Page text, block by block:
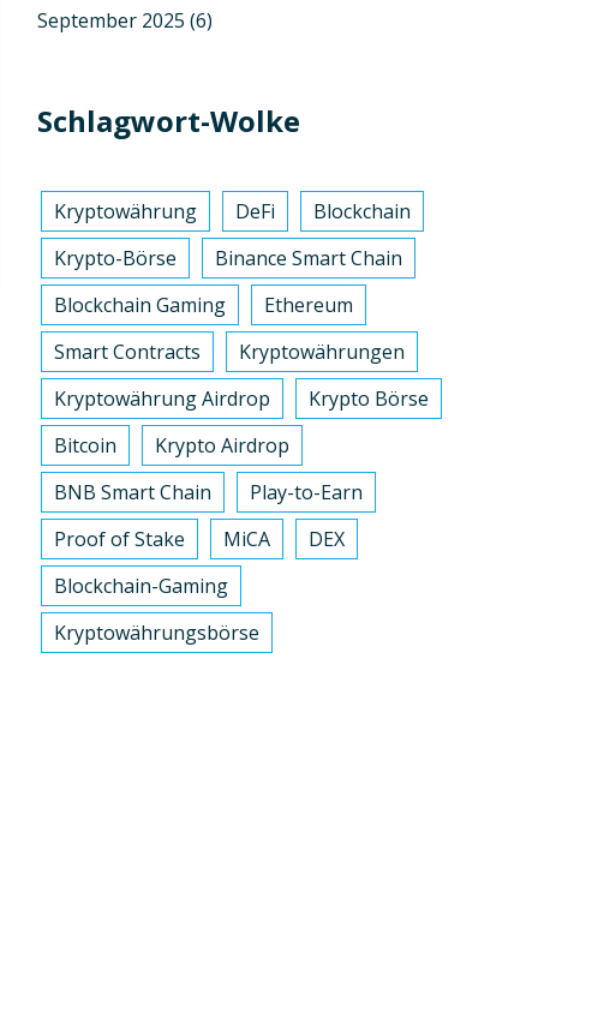
September 2025 (6)
Schlagwort-Wolke
Kryptowährung DeFi
Blockchain
Krypto-Börse
Binance Smart Chain
Blockchain Gaming
Ethereum
Smart Contracts
Kryptowährungen
Kryptowährung Airdrop
Krypto Börse
Bitcoin
Krypto Airdrop
BNB Smart Chain
Play-to-Earn
Proof of Stake
MiCA
DEX
Blockchain-Gaming
Kryptowährungsbörse